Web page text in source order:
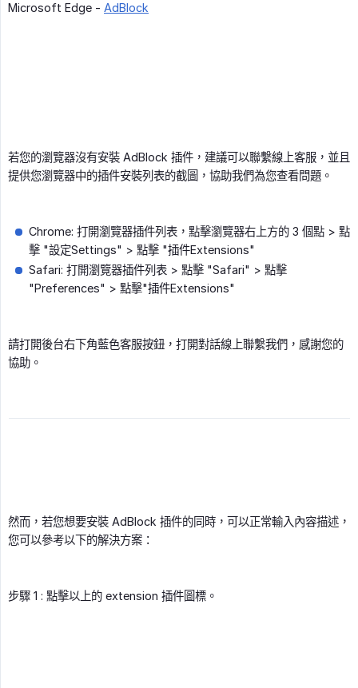
Microsoft Edge - AdBlock
若您的瀏覽器沒有安裝 AdBlock 插件，建議可以聯繫線上客服，並且
提供您瀏覽器中的插件安裝列表的截圖，協助我們為您查看問題。
Chrome: 打開瀏覽器插件列表，點擊瀏覽器右上方的 3 個點 > 點
擊 "設定Settings" > 點擊 "插件Extensions"
Safari: 打開瀏覽器插件列表 > 點擊 "Safari" > 點擊
"Preferences" > 點擊"插件Extensions"
請打開後台右下角藍色客服按鈕，打開對話線上聯繫我們，感謝您的
協助。
然而，若您想要安裝 AdBlock 插件的同時，可以正常輸入內容描述，
您可以參考以下的解決方案：
步驟 1 : 點擊以上的 extension 插件圖標。